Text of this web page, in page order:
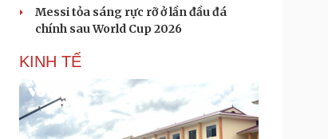
Messi tỏa sáng rực rỡ ở lần đầu đá
chính sau World Cup 2026
KINH TẾ